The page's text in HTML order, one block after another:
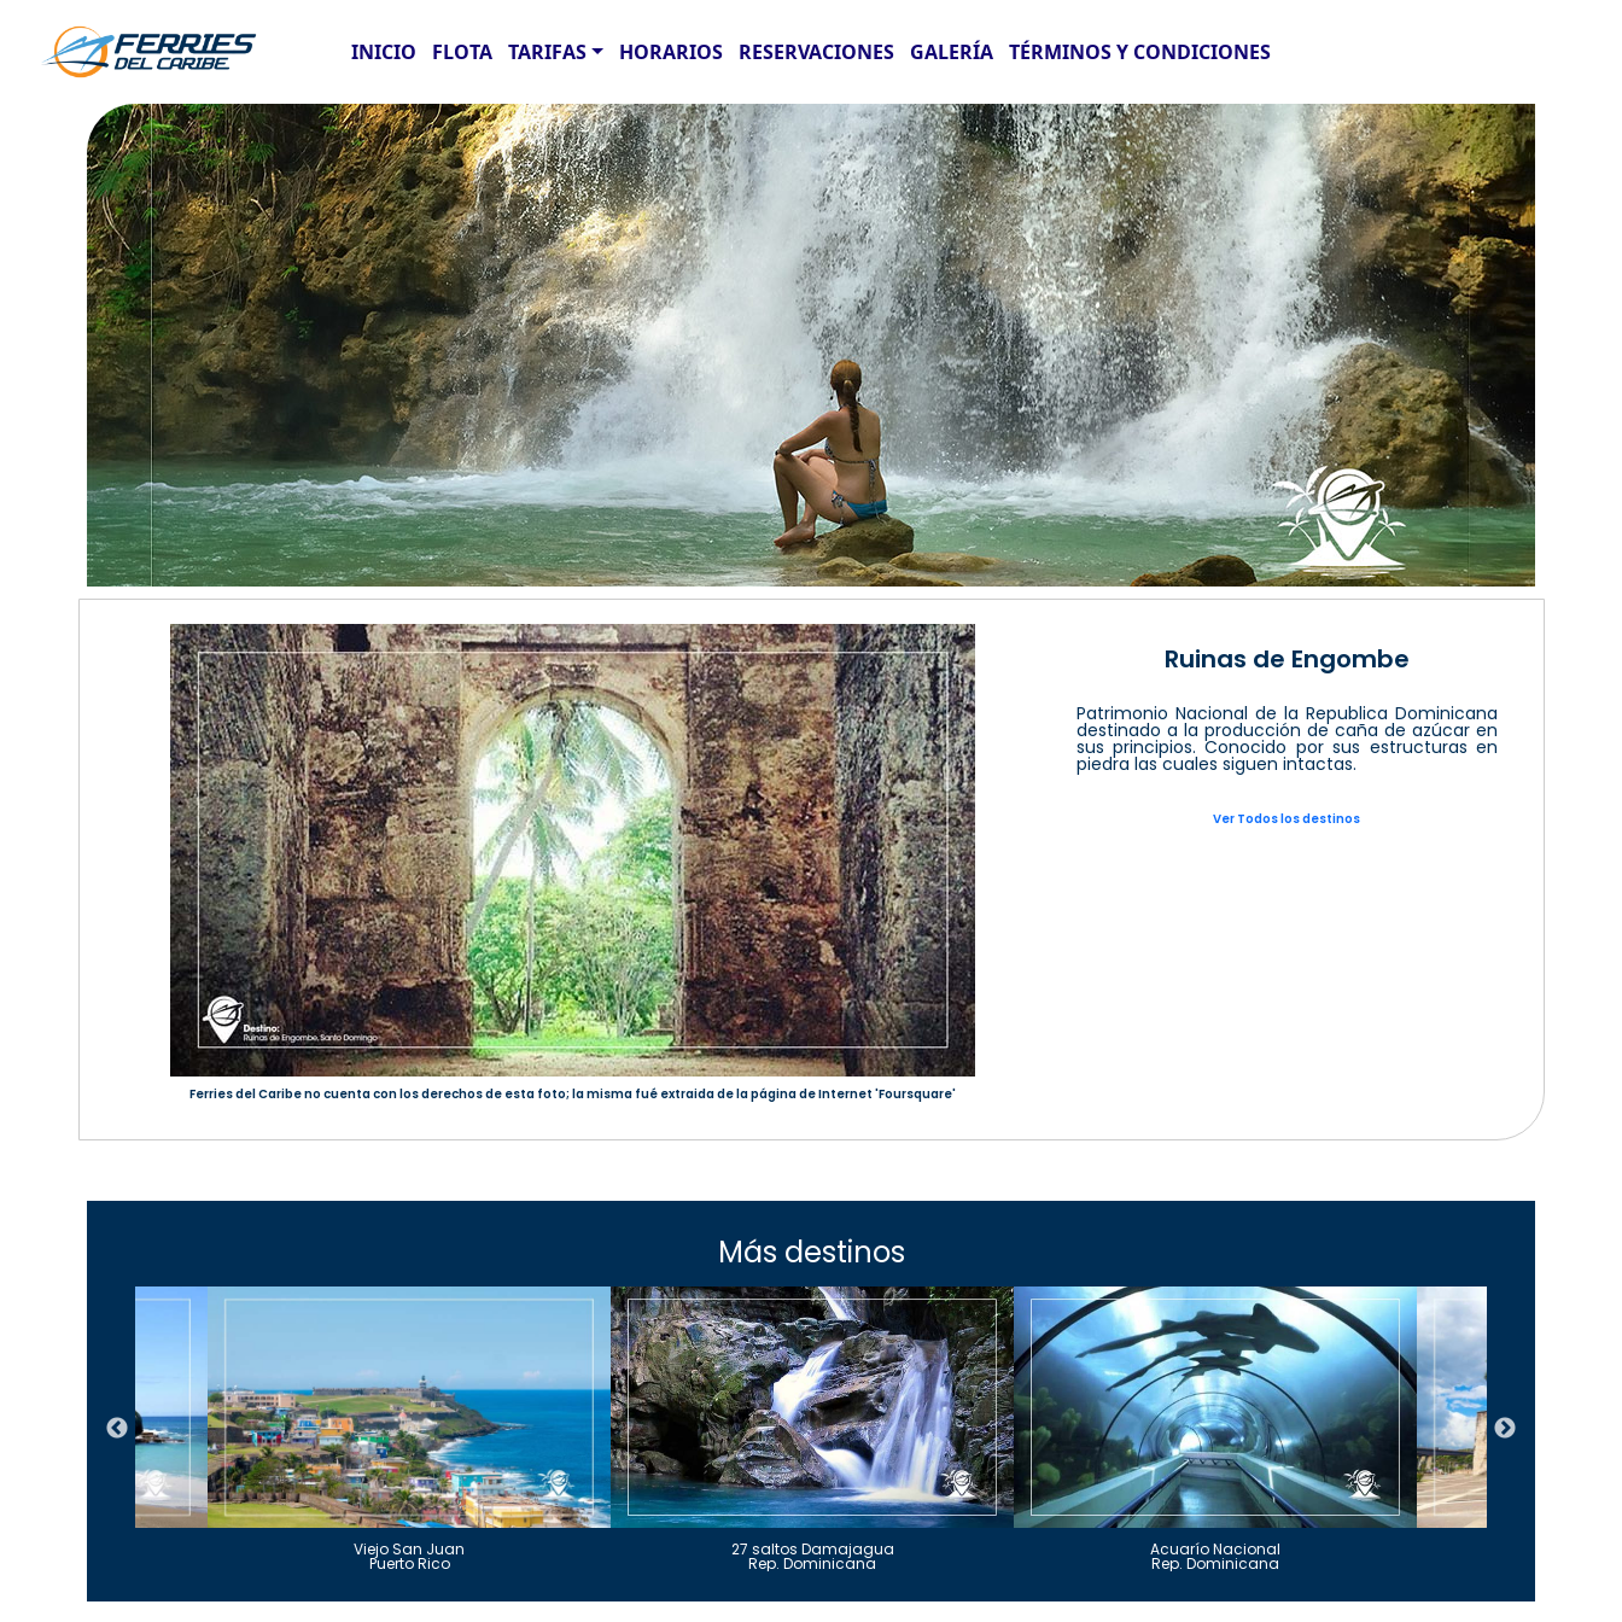
INICIO FLOTA TARIFAS HORARIOS RESERVACIONES GALERÍA TÉRMINOS Y CONDICIONES
Ferries del Caribe no cuenta con los derechos de esta foto; la misma fué extraida de la página de Internet 'Foursquare'
Ruinas de Engombe
Patrimonio Nacional de la Republica Dominicana
destinado a la producción de caña de azúcar en
sus principios. Conocido por sus estructuras en
piedra las cuales siguen intactas.
Ver Todos los destinos
Más destinos
Viejo San Juan
Puerto Rico
27 saltos Damajagua
Rep. Dominicana
Acuarío Nacional
Rep. Dominicana